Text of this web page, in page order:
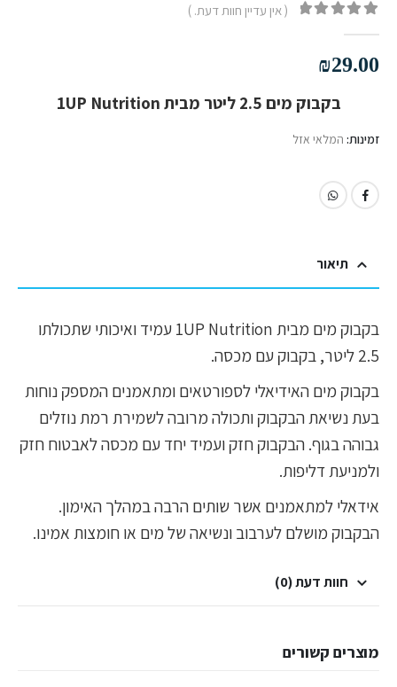
( אין עדיין חוות דעת. )
₪29.00
בקבוק מים 2.5 ליטר מבית 1UP Nutrition
זמינות: המלאי אזל
תיאור
בקבוק מים מבית 1UP Nutrition עמיד ואיכותי שתכולתו
2.5 ליטר, בקבוק עם מכסה.
בקבוק מים האידיאלי לספורטאים ומתאמנים המספק נוחות
בעת נשיאת הבקבוק ותכולה מרובה לשמירת רמת נוזלים
גבוהה בגוף. הבקבוק חזק ועמיד יחד עם מכסה לאבטוח חזק
ולמניעת דליפות.
אידאלי למתאמנים אשר שותים הרבה במהלך האימון.
הבקבוק מושלם לערבוב ונשיאה של מים או חומצות אמינו.
חוות דעת (0)
מוצרים קשורים